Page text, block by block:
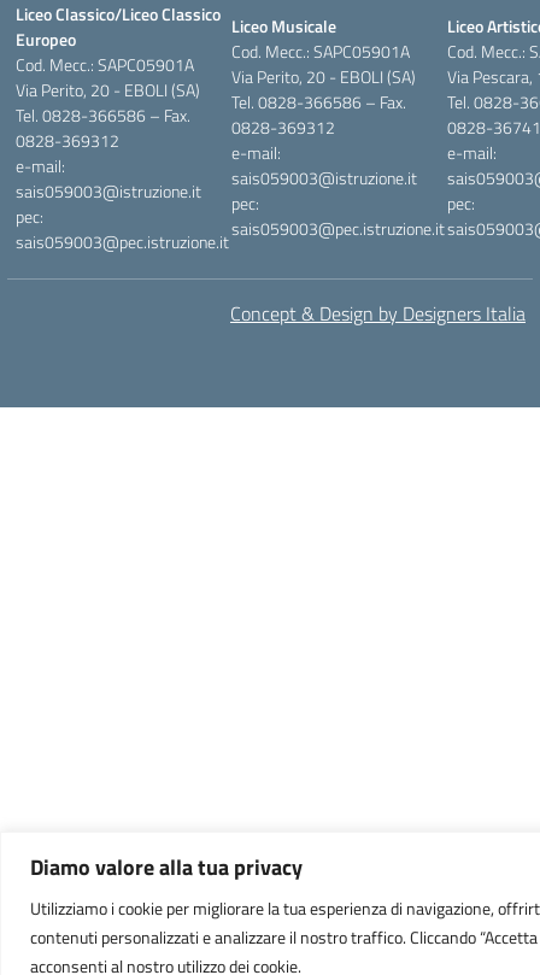
Diamo valore alla tua privacy
Utilizziamo i cookie per migliorare la tua esperienza di navigazione,
contenuti personalizzati e analizzare il nostro traffico. Cliccando
acconsenti al nostro utilizzo dei cookie.
Liceo Classico/Liceo Classico
Europeo
Cod. Mecc.: SAPC05901A
Via Perito, 20 - EBOLI (SA)
Tel. 0828-366586 – Fax.
0828-369312
e-mail:
sais059003@istruzione.it
pec:
sais059003@pec.istruzione.it
Liceo Musicale
Cod. Mecc.: SAPC05901A
Via Perito, 20 - EBOLI (SA)
Tel. 0828-366586 – Fax.
0828-369312
e-mail:
sais059003@istruzione.it
pec:
sais059003@pec.istruzione.it
Liceo
Cod. Mecc.:
Via
Tel. 0828-
0828-
e-mail:
pec:
Concept & Design by Designers Italia